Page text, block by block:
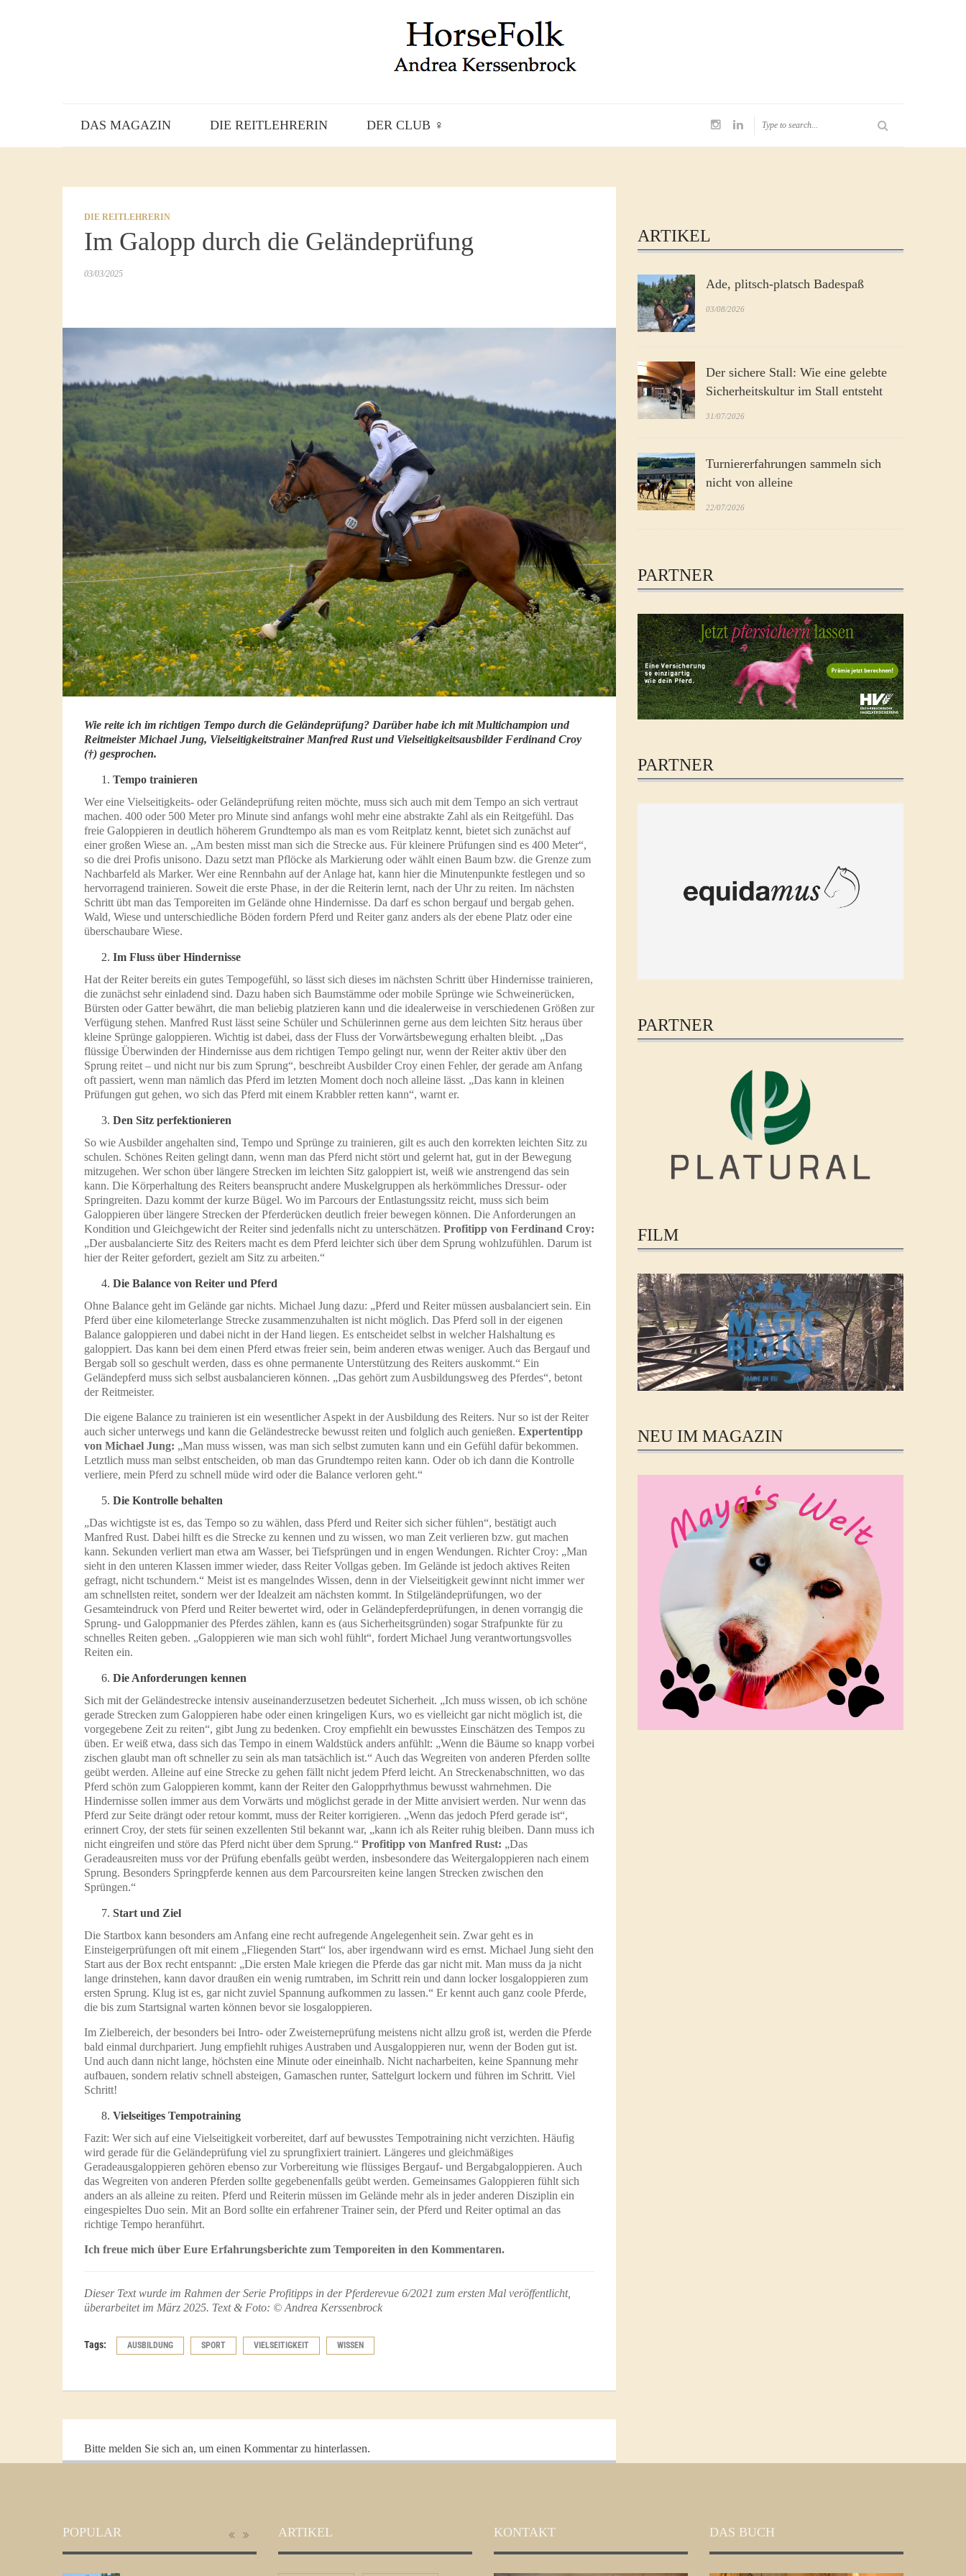
DAS MAGAZIN DIE REITLEHRERIN DER CLUB ♀
DIE REITLEHRERIN
Im Galopp durch die Geländeprüfung
03/03/2025
Wie reite ich im richtigen Tempo durch die Geländeprüfung? Darüber habe ich mit Multichampion und
Reitmeister Michael Jung, Vielseitigkeitstrainer Manfred Rust und Vielseitigkeitsausbilder Ferdinand Croy
(†) gesprochen.
Tempo trainieren
Wer eine Vielseitigkeits- oder Geländeprüfung reiten möchte, muss sich auch mit dem Tempo an sich vertraut
machen. 400 oder 500 Meter pro Minute sind anfangs wohl mehr eine abstrakte Zahl als ein Reitgefühl. Das
freie Galoppieren in deutlich höherem Grundtempo als man es vom Reitplatz kennt, bietet sich zunächst auf
einer großen Wiese an. „Am besten misst man sich die Strecke aus. Für kleinere Prüfungen sind es 400 Meter“,
so die drei Profis unisono. Dazu setzt man Pflöcke als Markierung oder wählt einen Baum bzw. die Grenze zum
Nachbarfeld als Marker. Wer eine Rennbahn auf der Anlage hat, kann hier die Minutenpunkte festlegen und so
hervorragend trainieren. Soweit die erste Phase, in der die Reiterin lernt, nach der Uhr zu reiten. Im nächsten
Schritt übt man das Temporeiten im Gelände ohne Hindernisse. Da darf es schon bergauf und bergab gehen.
Wald, Wiese und unterschiedliche Böden fordern Pferd und Reiter ganz anders als der ebene Platz oder eine
überschaubare Wiese.
Im Fluss über Hindernisse
Hat der Reiter bereits ein gutes Tempogefühl, so lässt sich dieses im nächsten Schritt über Hindernisse trainieren,
die zunächst sehr einladend sind. Dazu haben sich Baumstämme oder mobile Sprünge wie Schweinerücken,
Bürsten oder Gatter bewährt, die man beliebig platzieren kann und die idealerweise in verschiedenen Größen zur
Verfügung stehen. Manfred Rust lässt seine Schüler und Schülerinnen gerne aus dem leichten Sitz heraus über
kleine Sprünge galoppieren. Wichtig ist dabei, dass der Fluss der Vorwärtsbewegung erhalten bleibt. „Das
flüssige Überwinden der Hindernisse aus dem richtigen Tempo gelingt nur, wenn der Reiter aktiv über den
Sprung reitet – und nicht nur bis zum Sprung“, beschreibt Ausbilder Croy einen Fehler, der gerade am Anfang
oft passiert, wenn man nämlich das Pferd im letzten Moment doch noch alleine lässt. „Das kann in kleinen
Prüfungen gut gehen, wo sich das Pferd mit einem Krabbler retten kann“, warnt er.
Den Sitz perfektionieren
So wie Ausbilder angehalten sind, Tempo und Sprünge zu trainieren, gilt es auch den korrekten leichten Sitz zu
schulen. Schönes Reiten gelingt dann, wenn man das Pferd nicht stört und gelernt hat, gut in der Bewegung
mitzugehen. Wer schon über längere Strecken im leichten Sitz galoppiert ist, weiß wie anstrengend das sein
kann. Die Körperhaltung des Reiters beansprucht andere Muskelgruppen als herkömmliches Dressur- oder
Springreiten. Dazu kommt der kurze Bügel. Wo im Parcours der Entlastungssitz reicht, muss sich beim
Galoppieren über längere Strecken der Pferderücken deutlich freier bewegen können. Die Anforderungen an
Kondition und Gleichgewicht der Reiter sind jedenfalls nicht zu unterschätzen. Profitipp von Ferdinand Croy:
„Der ausbalancierte Sitz des Reiters macht es dem Pferd leichter sich über dem Sprung wohlzufühlen. Darum ist
hier der Reiter gefordert, gezielt am Sitz zu arbeiten.“
Die Balance von Reiter und Pferd
Ohne Balance geht im Gelände gar nichts. Michael Jung dazu: „Pferd und Reiter müssen ausbalanciert sein. Ein
Pferd über eine kilometerlange Strecke zusammenzuhalten ist nicht möglich. Das Pferd soll in der eigenen
Balance galoppieren und dabei nicht in der Hand liegen. Es entscheidet selbst in welcher Halshaltung es
galoppiert. Das kann bei dem einen Pferd etwas freier sein, beim anderen etwas weniger. Auch das Bergauf und
Bergab soll so geschult werden, dass es ohne permanente Unterstützung des Reiters auskommt.“ Ein
Geländepferd muss sich selbst ausbalancieren können. „Das gehört zum Ausbildungsweg des Pferdes“, betont
der Reitmeister.
Die eigene Balance zu trainieren ist ein wesentlicher Aspekt in der Ausbildung des Reiters. Nur so ist der Reiter
auch sicher unterwegs und kann die Geländestrecke bewusst reiten und folglich auch genießen. Expertentipp
von Michael Jung: „Man muss wissen, was man sich selbst zumuten kann und ein Gefühl dafür bekommen.
Letztlich muss man selbst entscheiden, ob man das Grundtempo reiten kann. Oder ob ich dann die Kontrolle
verliere, mein Pferd zu schnell müde wird oder die Balance verloren geht.“
Die Kontrolle behalten
„Das wichtigste ist es, das Tempo so zu wählen, dass Pferd und Reiter sich sicher fühlen“, bestätigt auch
Manfred Rust. Dabei hilft es die Strecke zu kennen und zu wissen, wo man Zeit verlieren bzw. gut machen
kann. Sekunden verliert man etwa am Wasser, bei Tiefsprüngen und in engen Wendungen. Richter Croy: „Man
sieht in den unteren Klassen immer wieder, dass Reiter Vollgas geben. Im Gelände ist jedoch aktives Reiten
gefragt, nicht tschundern.“ Meist ist es mangelndes Wissen, denn in der Vielseitigkeit gewinnt nicht immer wer
am schnellsten reitet, sondern wer der Idealzeit am nächsten kommt. In Stilgeländeprüfungen, wo der
Gesamteindruck von Pferd und Reiter bewertet wird, oder in Geländepferdeprüfungen, in denen vorrangig die
Sprung- und Galoppmanier des Pferdes zählen, kann es (aus Sicherheitsgründen) sogar Strafpunkte für zu
schnelles Reiten geben. „Galoppieren wie man sich wohl fühlt“, fordert Michael Jung verantwortungsvolles
Reiten ein.
Die Anforderungen kennen
Sich mit der Geländestrecke intensiv auseinanderzusetzen bedeutet Sicherheit. „Ich muss wissen, ob ich schöne
gerade Strecken zum Galoppieren habe oder einen kringeligen Kurs, wo es vielleicht gar nicht möglich ist, die
vorgegebene Zeit zu reiten“, gibt Jung zu bedenken. Croy empfiehlt ein bewusstes Einschätzen des Tempos zu
üben. Er weiß etwa, dass sich das Tempo in einem Waldstück anders anfühlt: „Wenn die Bäume so knapp vorbei
zischen glaubt man oft schneller zu sein als man tatsächlich ist.“ Auch das Wegreiten von anderen Pferden sollte
geübt werden. Alleine auf eine Strecke zu gehen fällt nicht jedem Pferd leicht. An Streckenabschnitten, wo das
Pferd schön zum Galoppieren kommt, kann der Reiter den Galopprhythmus bewusst wahrnehmen. Die
Hindernisse sollen immer aus dem Vorwärts und möglichst gerade in der Mitte anvisiert werden. Nur wenn das
Pferd zur Seite drängt oder retour kommt, muss der Reiter korrigieren. „Wenn das jedoch Pferd gerade ist“,
erinnert Croy, der stets für seinen exzellenten Stil bekannt war, „kann ich als Reiter ruhig bleiben. Dann muss ich
nicht eingreifen und störe das Pferd nicht über dem Sprung.“ Profitipp von Manfred Rust: „Das
Geradeausreiten muss vor der Prüfung ebenfalls geübt werden, insbesondere das Weitergaloppieren nach einem
Sprung. Besonders Springpferde kennen aus dem Parcoursreiten keine langen Strecken zwischen den
Sprüngen.“
Start und Ziel
Die Startbox kann besonders am Anfang eine recht aufregende Angelegenheit sein. Zwar geht es in
Einsteigerprüfungen oft mit einem „Fliegenden Start“ los, aber irgendwann wird es ernst. Michael Jung sieht den
Start aus der Box recht entspannt: „Die ersten Male kriegen die Pferde das gar nicht mit. Man muss da ja nicht
lange drinstehen, kann davor draußen ein wenig rumtraben, im Schritt rein und dann locker losgaloppieren zum
ersten Sprung. Klug ist es, gar nicht zuviel Spannung aufkommen zu lassen.“ Er kennt auch ganz coole Pferde,
die bis zum Startsignal warten können bevor sie losgaloppieren.
Im Zielbereich, der besonders bei Intro- oder Zweisterneprüfung meistens nicht allzu groß ist, werden die Pferde
bald einmal durchpariert. Jung empfiehlt ruhiges Austraben und Ausgaloppieren nur, wenn der Boden gut ist.
Und auch dann nicht lange, höchsten eine Minute oder eineinhalb. Nicht nacharbeiten, keine Spannung mehr
aufbauen, sondern relativ schnell absteigen, Gamaschen runter, Sattelgurt lockern und führen im Schritt. Viel
Schritt!
Vielseitiges Tempotraining
Fazit: Wer sich auf eine Vielseitigkeit vorbereitet, darf auf bewusstes Tempotraining nicht verzichten. Häufig
wird gerade für die Geländeprüfung viel zu sprungfixiert trainiert. Längeres und gleichmäßiges
Geradeausgaloppieren gehören ebenso zur Vorbereitung wie flüssiges Bergauf- und Bergabgaloppieren. Auch
das Wegreiten von anderen Pferden sollte gegebenenfalls geübt werden. Gemeinsames Galoppieren fühlt sich
anders an als alleine zu reiten. Pferd und Reiterin müssen im Gelände mehr als in jeder anderen Disziplin ein
eingespieltes Duo sein. Mit an Bord sollte ein erfahrener Trainer sein, der Pferd und Reiter optimal an das
richtige Tempo heranführt.
Ich freue mich über Eure Erfahrungsberichte zum Temporeiten in den Kommentaren.
Dieser Text wurde im Rahmen der Serie Profitipps in der Pferderevue 6/2021 zum ersten Mal veröffentlicht,
überarbeitet im März 2025. Text & Foto: © Andrea Kerssenbrock
Tags: AUSBILDUNG SPORT VIELSEITIGKEIT WISSEN
Bitte melden Sie sich an, um einen Kommentar zu hinterlassen.
ARTIKEL
Ade, plitsch-platsch Badespaß
03/08/2026
Der sichere Stall: Wie eine gelebte
Sicherheitskultur im Stall entsteht
31/07/2026
Turniererfahrungen sammeln sich
nicht von alleine
22/07/2026
PARTNER
PARTNER
PARTNER
FILM
NEU IM MAGAZIN
POPULAR ARTIKEL KONTAKT DAS BUCH